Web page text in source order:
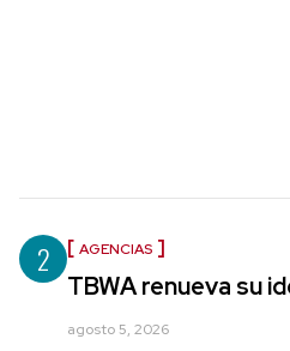
2 AGENCIAS
TBWA renueva su
agosto 5, 2026